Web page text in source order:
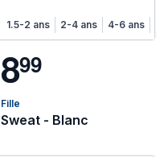
1.5-2 ans 2-4 ans 4-6 ans
899
Fille
Sweat - Blanc